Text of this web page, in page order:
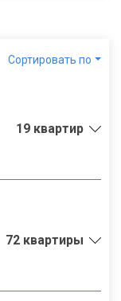
Сортировать по
19 квартир
72 квартиры